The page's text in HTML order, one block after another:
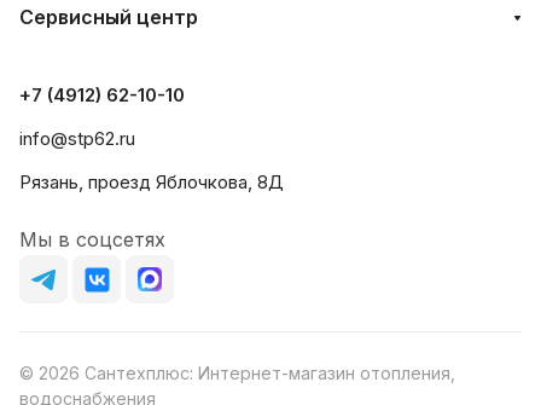
Сервисный центр
+7 (4912) 62-10-10
info@stp62.ru
Рязань, проезд Яблочкова, 8Д
Мы в соцсетях
© 2026 Сантехплюс: Интернет-магазин отопления,
водоснабжения